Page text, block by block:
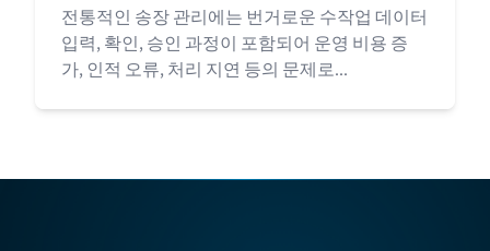
전통적인 송장 관리에는 번거로운 수작업 데이터
입력, 확인, 승인 과정이 포함되어 운영 비용 증
가, 인적 오류, 처리 지연 등의 문제로...